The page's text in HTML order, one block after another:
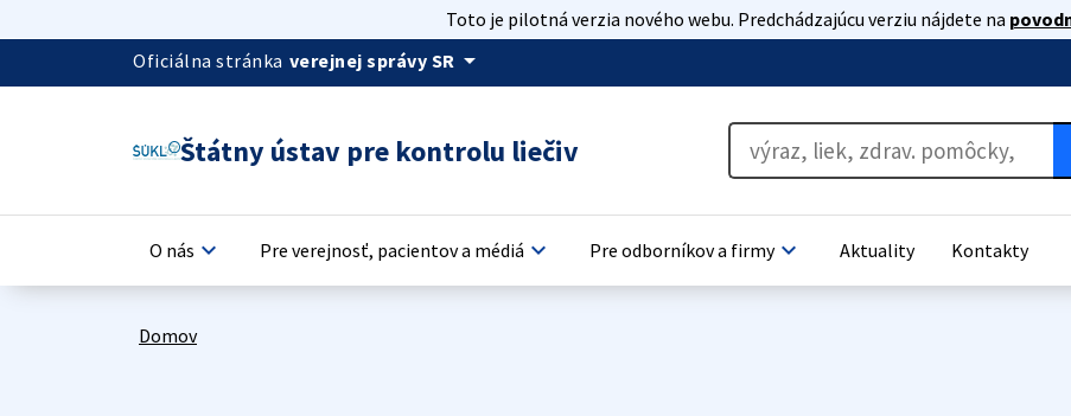
Toto je pilotná verzia nového webu. Predchádzajúcu verziu nájdete na
Oficiálna stránka verejnej správy SR arrow_drop_down
Štátny ústav pre kontrolu liečiv
O nás keyboard_arrow_down Pre verejnosť, pacientov a médiá keyboard_arrow_down Pre odborníkov a firmykeyboard_arrow_down Aktuality Kontakty
Domov